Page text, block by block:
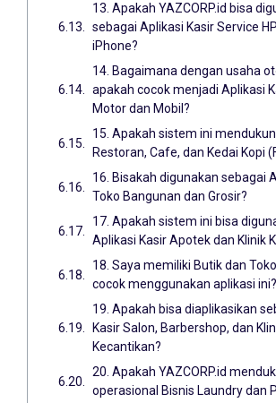
13. Apakah YAZCORP.id bisa
sebagai Aplikasi Kasir Service
iPhone?
14. Bagaimana dengan usaha
apakah cocok menjadi Aplikasi
Motor dan Mobil?
15. Apakah sistem ini
Restoran, Cafe, dan Kedai Kopi
16. Bisakah digunakan sebagai
Toko Bangunan dan Grosir?
17. Apakah sistem ini bisa
Aplikasi Kasir Apotek dan Klinik
18. Saya memiliki Butik dan
cocok menggunakan aplikasi ini?
19. Apakah bisa diaplikasikan
Kasir Salon, Barbershop, dan
Kecantikan?
20. Apakah YAZCORP.id
operasional Bisnis Laundry dan